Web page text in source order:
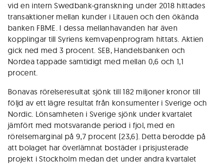
vid en intern Swedbank-granskning under 2018 hittades
transaktioner mellan kunder i Litauen och den ökända
banken FBME. I dessa mellanhavanden har även
kopplingar till Syriens kemvapenprogram hittats. Aktien
gick ned med 3 procent. SEB, Handelsbanken och
Nordea tappade samtidigt med mellan 0,6 och 1,1
procent.
Bonavas rörelseresultat sjönk till 182 miljoner kronor till
följd av ett lägre resultat från konsumenter i Sverige och
Nordic. Lönsamheten i Sverige sjönk under kvartalet
jämfört med motsvarande period i fjol, med en
rörelsemarginal på 9,7 procent (23,6). Detta berodde på
att bolaget har överlämnat bostäder i prisjusterade
projekt i Stockholm medan det under andra kvartalet